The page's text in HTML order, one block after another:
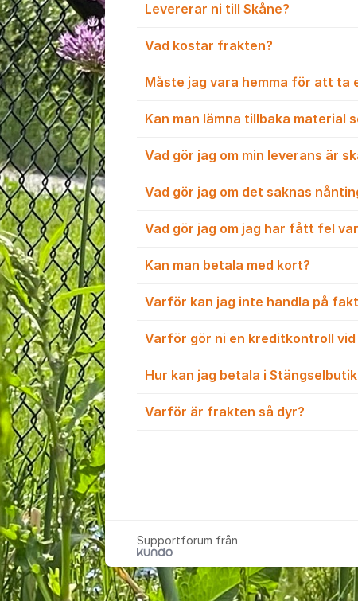
Levererar ni till Skåne?
Vad kostar frakten?
Måste jag vara hemma för att ta
Kan man lämna tillbaka material
Vad gör jag om min leverans är
Vad gör jag om det saknas
Vad gör jag om jag har fått fel
Kan man betala med kort?
Varför kan jag inte handla på
Varför gör ni en kreditkontroll vid
Hur kan jag betala i
Varför är frakten så dyr?
Supportforum från